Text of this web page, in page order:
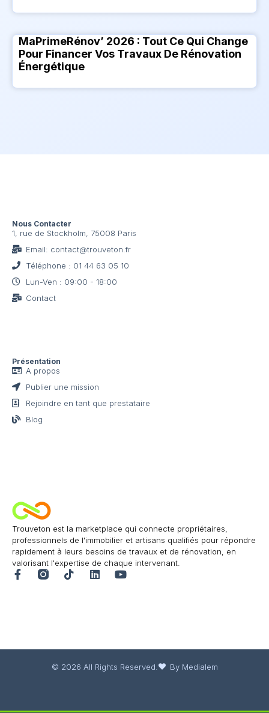
MaPrimeRénov’ 2026 : Tout Ce Qui Change
Pour Financer Vos Travaux De Rénovation
Énergétique
Trouveton est la marketplace qui connecte propriétaires,
professionnels de l'immobilier et artisans qualifiés pour répondre
rapidement à leurs besoins de travaux et de rénovation, en
valorisant l'expertise de chaque intervenant.
Présentation
A propos
Publier une mission
Rejoindre en tant que prestataire
Blog
Nous Contacter
1, rue de Stockholm, 75008 Paris
Email: contact@trouveton.fr
Téléphone : 01 44 63 05 10
Lun-Ven : 09:00 - 18:00
Contact
© 2026 All Rights Reserved. By Medialem